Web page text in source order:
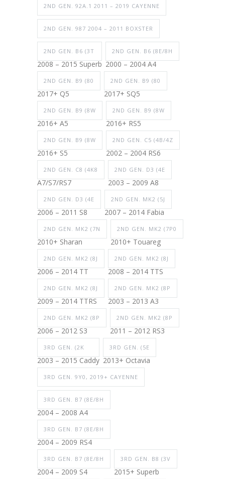
2ND GEN. 92A.1 2011 – 2019 CAYENNE
2ND GEN. 987 2004 – 2011 BOXSTER
2ND GEN. B6 (3T
2008 – 2015 Superb
2ND GEN. B6 (8E/8H
2000 – 2004 A4
2ND GEN. B9 (80
2017+ Q5
2ND GEN. B9 (80
2017+ SQ5
2ND GEN. B9 (8W
2016+ A5
2ND GEN. B9 (8W
2016+ RS5
2ND GEN. B9 (8W
2016+ S5
2ND GEN. C5 (4B/4Z
2002 – 2004 RS6
2ND GEN. C8 (4K8
A7/S7/RS7
2ND GEN. D3 (4E
2003 – 2009 A8
2ND GEN. D3 (4E
2006 – 2011 S8
2ND GEN. MK2 (5J
2007 – 2014 Fabia
2ND GEN. MK2 (7N
2010+ Sharan
2ND GEN. MK2 (7P0
2010+ Touareg
2ND GEN. MK2 (8J
2006 – 2014 TT
2ND GEN. MK2 (8J
2008 – 2014 TTS
2ND GEN. MK2 (8J
2009 – 2014 TTRS
2ND GEN. MK2 (8P
2003 – 2013 A3
2ND GEN. MK2 (8P
2006 – 2012 S3
2ND GEN. MK2 (8P
2011 – 2012 RS3
3RD GEN. (2K
2003 – 2015 Caddy
3RD GEN. (5E
2013+ Octavia
3RD GEN. 9Y0, 2019+ CAYENNE
3RD GEN. B7 (8E/8H
2004 – 2008 A4
3RD GEN. B7 (8E/8H
2004 – 2009 RS4
3RD GEN. B7 (8E/8H
2004 – 2009 S4
3RD GEN. B8 (3V
2015+ Superb